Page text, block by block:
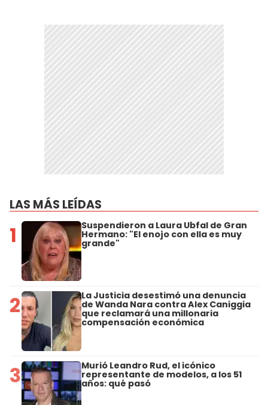
LAS MÁS LEÍDAS
1 Suspendieron a Laura Ubfal de Gran
Hermano: "El enojo con ella es muy
grande"
2 La Justicia desestimó una denuncia
de Wanda Nara contra Alex Caniggia
que reclamará una millonaria
compensación económica
3 Murió Leandro Rud, el icónico
representante de modelos, a los 51
años: qué pasó